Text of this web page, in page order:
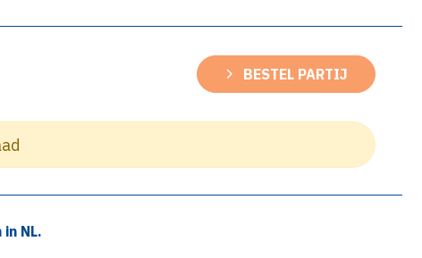
BESTEL PARTIJ
NL.